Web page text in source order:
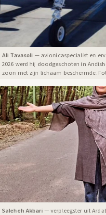
Ali Tavasoli — avionicaspecialist en
2026 werd hij doodgeschoten in
zoon met zijn lichaam beschermde.
Saleheh Akbari — verpleegster uit